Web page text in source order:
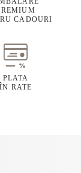
CADOURI
PLATA
ÎN RATE